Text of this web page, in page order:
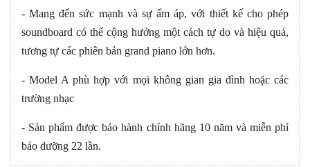
- Mang đến sức mạnh và sự ấm áp, với thiết kế cho phép
soundboard có thể cộng hưởng một cách tự do và hiệu quả,
tương tự các phiên bản grand piano lớn hơn.
- Model A phù hợp với mọi không gian gia đình hoặc các
trường nhạc
- Sản phẩm được bảo hành chính hãng 10 năm và miễn phí
bảo dưỡng 22 lần.